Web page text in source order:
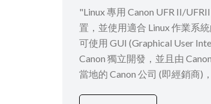
"Linux 專用 Canon UFR II/
置，並使用適合 Linux 作業系
可使用 GUI (Graphical User
Canon 獨立開發，並且由
當地的 Canon 公司 (即經銷商)